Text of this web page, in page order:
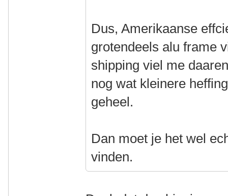
Dus, Amerikaanse
grotendeels alu frame
shipping viel me
nog wat kleinere
geheel.
Dan moet je het wel
vinden.